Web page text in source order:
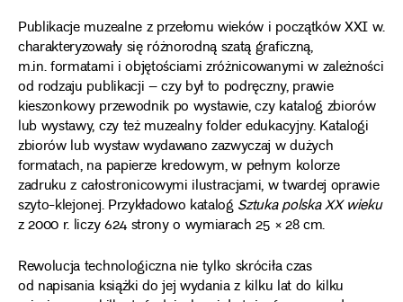
Publikacje muzealne z przełomu wieków i początków XXI w.
charakteryzowały się różnorodną szatą graficzną,
m.in. formatami i objętościami zróżnicowanymi w zależności
od rodzaju publikacji – czy był to podręczny, prawie
kieszonkowy przewodnik po wystawie, czy katalog zbiorów
lub wystawy, czy też muzealny folder edukacyjny. Katalogi
zbiorów lub wystaw wydawano zazwyczaj w dużych
formatach, na papierze kredowym, w pełnym kolorze
zadruku z całostronicowymi ilustracjami, w twardej oprawie
szyto-klejonej. Przykładowo katalogSztuka polska XX wieku
z 2000 r. liczy 624 strony o wymiarach 25 × 28 cm.
Rewolucja technologiczna nie tylko skróciła czas
od napisania książki do jej wydania z kilku lat do kilku